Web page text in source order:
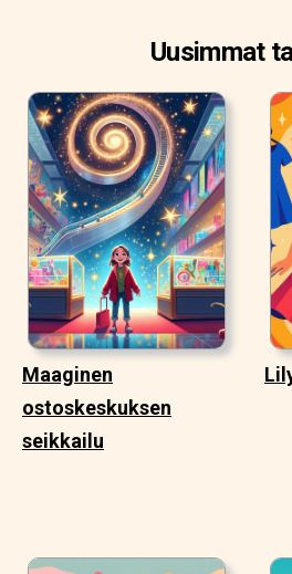
Uusimmat
Maaginen
ostoskeskuksen
seikkailu